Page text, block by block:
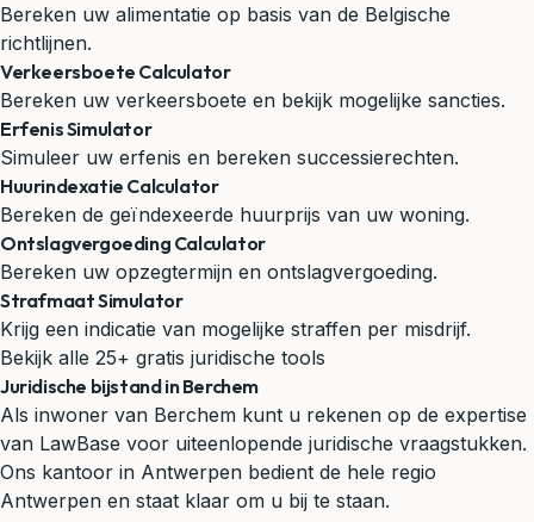
Bereken uw alimentatie op basis van de Belgische
richtlijnen.
Verkeersboete Calculator
Bereken uw verkeersboete en bekijk mogelijke sancties.
Erfenis Simulator
Simuleer uw erfenis en bereken successierechten.
Huurindexatie Calculator
Bereken de geïndexeerde huurprijs van uw woning.
Ontslagvergoeding Calculator
Bereken uw opzegtermijn en ontslagvergoeding.
Strafmaat Simulator
Krijg een indicatie van mogelijke straffen per misdrijf.
Bekijk alle 25+ gratis juridische tools
Juridische bijstand in Berchem
Als inwoner van Berchem kunt u rekenen op de expertise
van LawBase voor uiteenlopende juridische vraagstukken.
Ons kantoor in Antwerpen bedient de hele regio
Antwerpen en staat klaar om u bij te staan.